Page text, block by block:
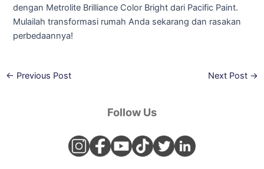
dengan Metrolite Brilliance Color Bright dari Pacific Paint.
Mulailah transformasi rumah Anda sekarang dan rasakan
perbedaannya!
← Previous Post Next Post →
Follow Us